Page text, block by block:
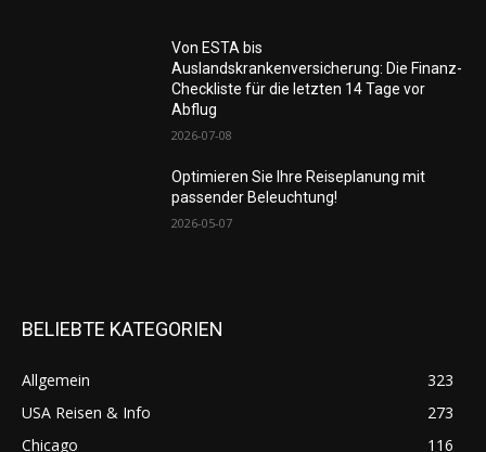
Von ESTA bis
Auslandskrankenversicherung: Die Finanz-
Checkliste für die letzten 14 Tage vor
Abflug
2026-07-08
Optimieren Sie Ihre Reiseplanung mit
passender Beleuchtung!
2026-05-07
BELIEBTE KATEGORIEN
Allgemein
323
USA Reisen & Info
273
Chicago
116